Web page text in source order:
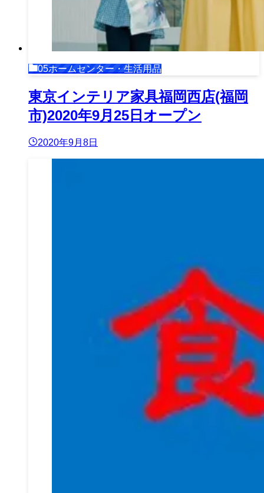
05ホームセンター・生活用品
東京インテリア家具福岡西店(福岡
市)2020年9月25日オープン
2020年9月8日